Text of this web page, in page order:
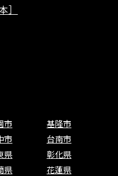
］
市
基隆市
市
台南市
県
彰化県
県
花蓮県